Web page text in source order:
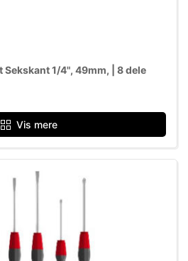
1/4", 49mm, | 8 dele
Vis mere